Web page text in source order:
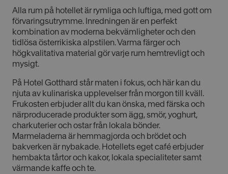
Alla rum på hotellet är rymliga och luftiga, med gott om
förvaringsutrymme. Inredningen är en perfekt
kombination av moderna bekvämligheter och den
tidlösa österrikiska alpstilen. Varma färger och
högkvalitativa material gör varje rum hemtrevligt och
mysigt.
På Hotel Gotthard står maten i fokus, och här kan du
njuta av kulinariska upplevelser från morgon till kväll.
Frukosten erbjuder allt du kan önska, med färska och
närproducerade produkter som ägg, smör, yoghurt,
charkuterier och ostar från lokala bönder.
Marmeladerna är hemmagjorda och brödet och
bakverken är nybakade. Hotellets eget café erbjuder
hembakta tårtor och kakor, lokala specialiteter samt
värmande kaffe och te.